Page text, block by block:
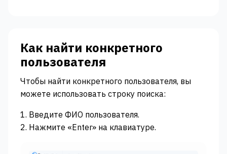
Как найти конкретного
пользователя
Чтобы найти конкретного пользователя, вы
можете использовать строку поиска:
1. Введите ФИО пользователя.
2. Нажмите «‎Enter»‎ на клавиатуре.